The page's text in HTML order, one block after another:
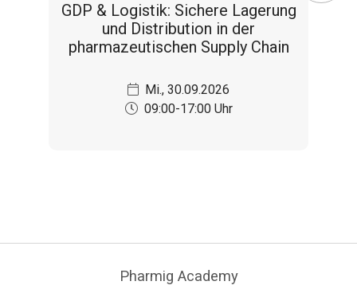
GDP & Logistik: Sichere Lagerung
und Distribution in der
pharmazeutischen Supply Chain
Mi., 30.09.2026
09:00-17:00 Uhr
Pharmig Academy